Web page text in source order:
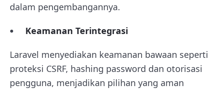
dalam pengembangannya.
Keamanan Terintegrasi
Laravel menyediakan keamanan bawaan seperti
proteksi CSRF, hashing password dan otorisasi
pengguna, menjadikan pilihan yang aman